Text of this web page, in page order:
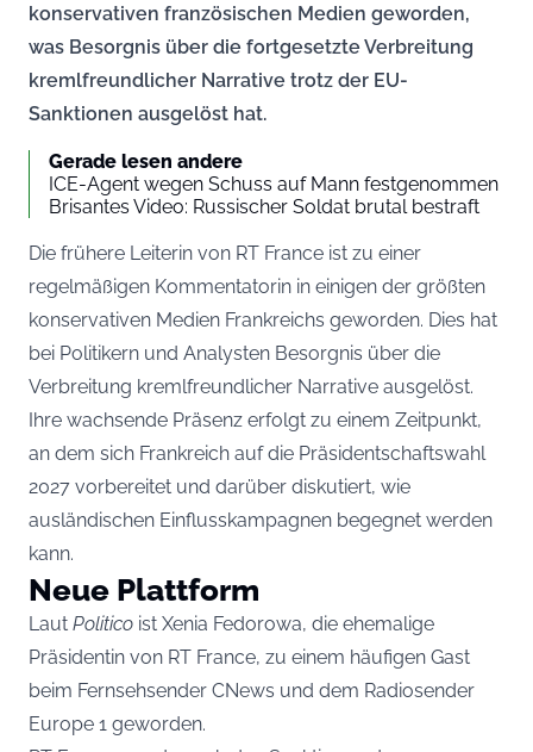
konservativen französischen Medien geworden,
was Besorgnis über die fortgesetzte Verbreitung
kremlfreundlicher Narrative trotz der EU-
Sanktionen ausgelöst hat.
Gerade lesen andere
ICE-Agent wegen Schuss auf Mann festgenommen
Brisantes Video: Russischer Soldat brutal bestraft
Die frühere Leiterin von RT France ist zu einer
regelmäßigen Kommentatorin in einigen der größten
konservativen Medien Frankreichs geworden. Dies hat
bei Politikern und Analysten Besorgnis über die
Verbreitung kremlfreundlicher Narrative ausgelöst.
Ihre wachsende Präsenz erfolgt zu einem Zeitpunkt,
an dem sich Frankreich auf die Präsidentschaftswahl
2027 vorbereitet und darüber diskutiert, wie
ausländischen Einflusskampagnen begegnet werden
kann.
Neue Plattform
Laut Politico ist Xenia Fedorowa, die ehemalige
Präsidentin von RT France, zu einem häufigen Gast
beim Fernsehsender CNews und dem Radiosender
Europe 1 geworden.